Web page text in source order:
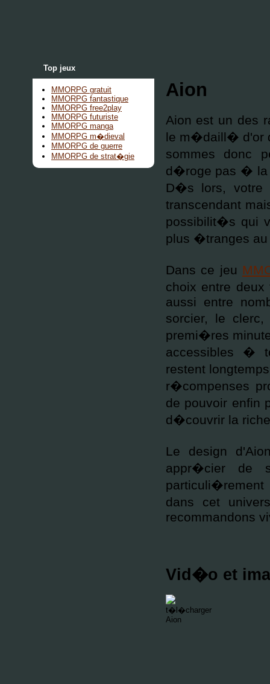
Top jeux
MMORPG gratuit
MMORPG fantastique
MMORPG free2play
MMORPG futuriste
MMORPG manga
MMORPG m�dieval
MMORPG de guerre
MMORPG de strat�gie
Aion
Aion est un des
le m�daill� d'or
sommes donc
d�roge pas � la
D�s lors, votre
transcendant
possibilit�s qui
plus �tranges
Dans ce jeu
choix entre
aussi entre
sorcier, le
premi�res
accessibles �
restent
r�compenses
de pouvoir enfin
d�couvrir la
Le design
appr�cier de
dans cet
recommandons
Vid�o et